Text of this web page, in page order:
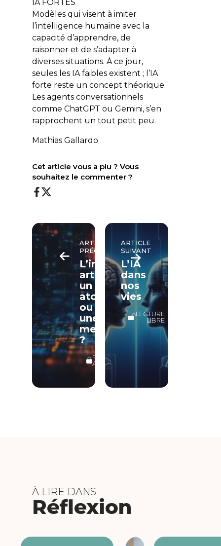
IA FORTES
Modèles qui visent à imiter
l’intelligence humaine avec la
capacité d’apprendre, de
raisonner et de s’adapter à
diverses situations. À ce jour,
seules les IA faibles existent ; l’IA
forte reste un concept théorique.
Les agents conversationnels
comme ChatGPT ou Gemini, s’en
rapprochent un tout petit peu.
Mathias Gallardo
Cet article vous a plu ? Vous
souhaitez le commenter ?
ARTICLE
PRÉCÉDENT
L’intelligence
artificielle,
un
atout
ou
une
menace
?
RÉSERVÉ
ABONNÉS
ARTICLE
SUIVANT
L’IA
dans
nos
vies
LECTURE
LIBRE
À LIRE DANS
Réflexion